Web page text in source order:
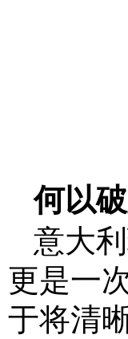
何以
意大
更是一
于将清